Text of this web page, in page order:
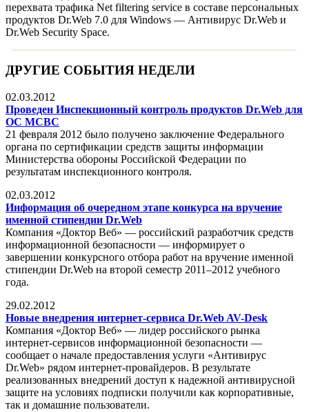
перехвата трафика Net filtering service в составе персональных
продуктов Dr.Web 7.0 для Windows — Антивирус Dr.Web и
Dr.Web Security Space.
ДРУГИЕ СОБЫТИЯ НЕДЕЛИ
02.03.2012
Проведен Инспекционный контроль продуктов Dr.Web для
ОС МСВС
21 февраля 2012 было получено заключение Федерального
органа по сертификации средств защиты информации
Министерства обороны Российской Федерации по
результатам инспекционного контроля.
02.03.2012
Информация об очередном этапе конкурса на вручение
именной стипендии Dr.Web
Компания «Доктор Веб» — российский разработчик средств
информационной безопасности — информирует о
завершении конкурсного отбора работ на вручение именной
стипендии Dr.Web на второй семестр 2011–2012 учебного
года.
29.02.2012
Новые внедрения интернет-сервиса Dr.Web AV-Desk
Компания «Доктор Веб» — лидер российского рынка
интернет-сервисов информационной безопасности —
сообщает о начале предоставления услуги «Антивирус
Dr.Web» рядом интернет-провайдеров. В результате
реализованных внедрений доступ к надежной антивирусной
защите на условиях подписки получили как корпоративные,
так и домашние пользователи.